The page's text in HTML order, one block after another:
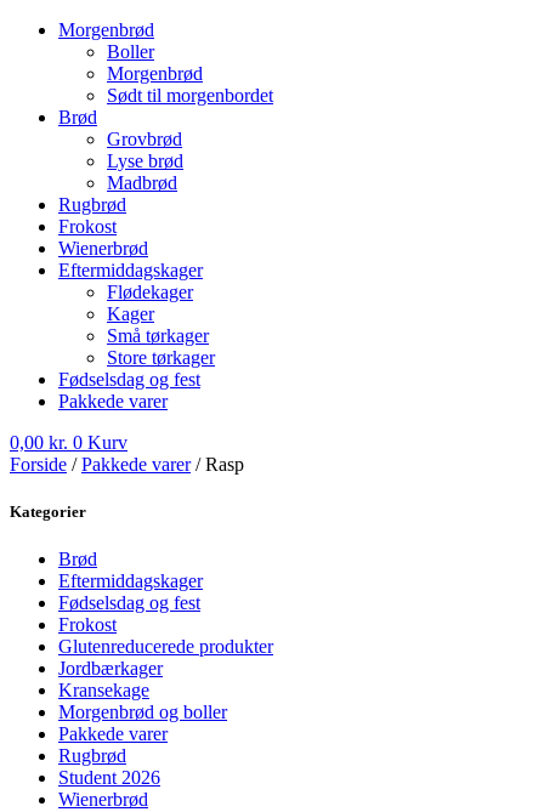
Morgenbrød
Boller
Morgenbrød
Sødt til morgenbordet
Brød
Grovbrød
Lyse brød
Madbrød
Rugbrød
Frokost
Wienerbrød
Eftermiddagskager
Flødekager
Kager
Små tørkager
Store tørkager
Fødselsdag og fest
Pakkede varer
0,00 kr. 0 Kurv
Forside /Pakkede varer/ Rasp
Kategorier
Brød
Eftermiddagskager
Fødselsdag og fest
Frokost
Glutenreducerede produkter
Jordbærkager
Kransekage
Morgenbrød og boller
Pakkede varer
Rugbrød
Student 2026
Wienerbrød